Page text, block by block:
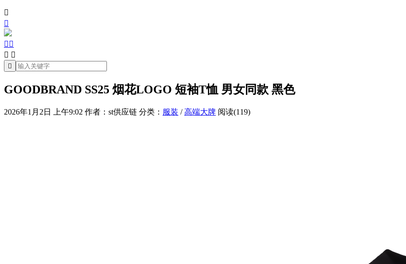


 
 

GOODBRAND SS25 烟花LOGO 短袖T恤 男女同款 黑色
2026年1月2日 上午9:02 作者：st供应链 分类： 服装 /高端大牌 阅读(119)